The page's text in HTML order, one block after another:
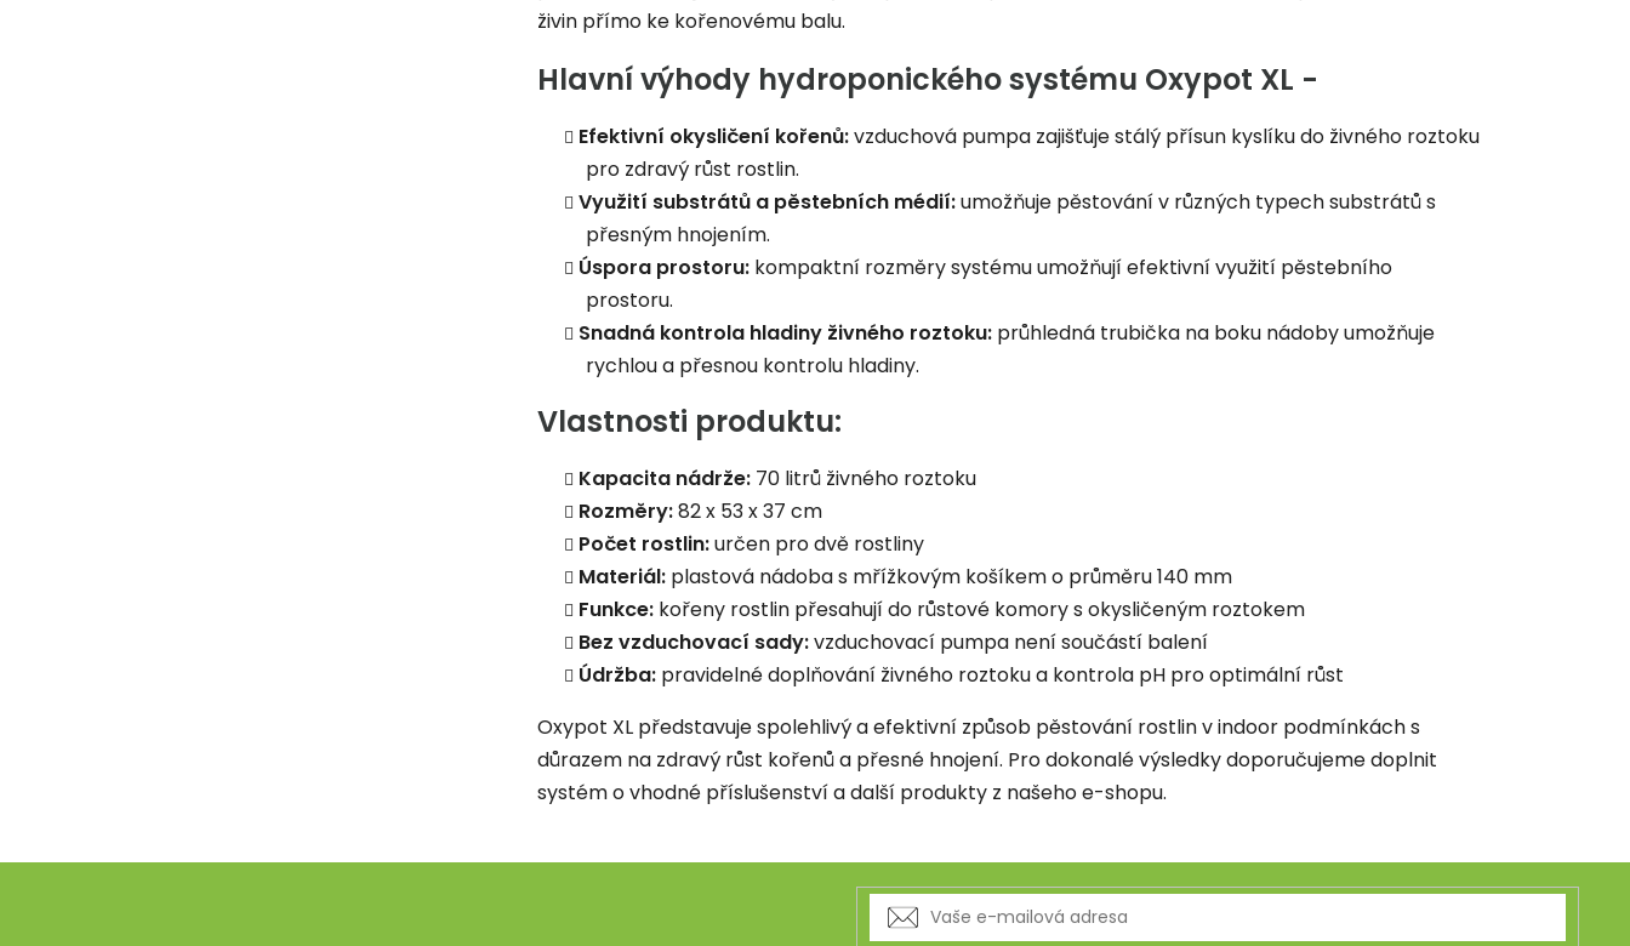
živin přímo ke kořenovému balu.
Hlavní výhody hydroponického systému Oxypot XL -
Efektivní okysličení kořenů:vzduchová pumpa zajišťuje stálý přísun kyslíku do živného roztoku
pro zdravý růst rostlin.
Využití substrátů a pěstebních médií:umožňuje pěstování v různých typech substrátů s
přesným hnojením.
Úspora prostoru: kompaktní rozměry systému umožňují efektivní využití pěstebního
prostoru.
Snadná kontrola hladiny živného roztoku: průhledná trubička na boku nádoby umožňuje
rychlou a přesnou kontrolu hladiny.
Vlastnosti produktu:
Kapacita nádrže: 70 litrů živného roztoku
Rozměry:82 x 53 x 37 cm
Počet rostlin:určen pro dvě rostliny
Materiál: plastová nádoba s mřížkovým košíkem o průměru 140 mm
Funkce: kořeny rostlin přesahují do růstové komory s okysličeným roztokem
Bez vzduchovací sady:vzduchovací pumpa není součástí balení
Údržba: pravidelné doplňování živného roztoku a kontrola pH pro optimální růst
Oxypot XL představuje spolehlivý a efektivní způsob pěstování rostlin v indoor podmínkách s
důrazem na zdravý růst kořenů a přesné hnojení. Pro dokonalé výsledky doporučujeme doplnit
systém o vhodné příslušenství a další produkty z našeho e-shopu.